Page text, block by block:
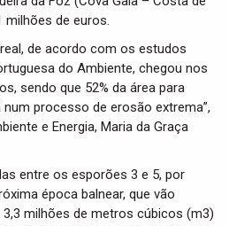
milhões de euros.
de acordo com os estudos
do Ambiente, chegou nos
sendo que 52% da área para
processo de erosão extrema”,
e Energia, Maria da Graça
entre os esporões 3 e 5, por
época balnear, que vão
milhões de metros cúbicos (m3)